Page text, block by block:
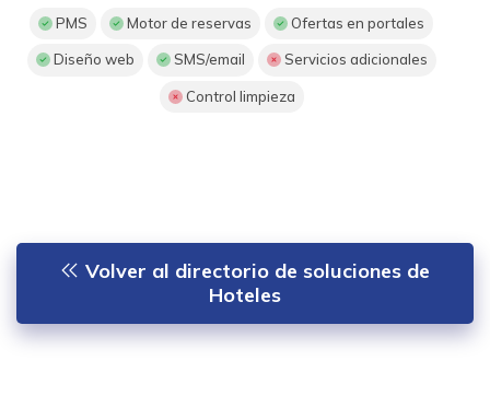
PMS Motor de reservas Ofertas en portales
Diseño web SMS/email Servicios adicionales
Control limpieza
Volver al directorio de soluciones de
Hoteles